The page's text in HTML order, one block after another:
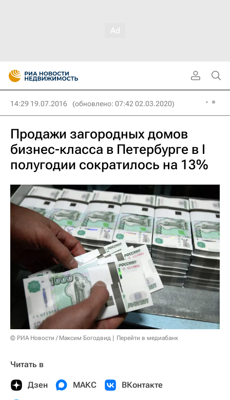
14:29 19.07.2016 (обновлено: 07:42 02.03.2020)
Продажи загородных домов
бизнес-класса в Петербурге в I
полугодии сократилось на 13%
© РИА Новости / Максим Богодвид Перейти в медиабанк
Читать в
Дзен МАКС ВКонтакте